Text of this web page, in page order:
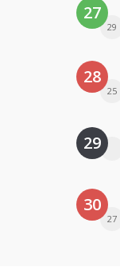
27
29
28
25
29
30
27